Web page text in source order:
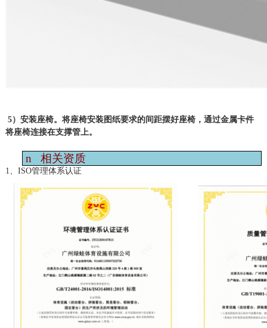
5）安装座椅。将座椅安装图纸要求的间距摆好座椅，通过金属卡件
将座椅连接在支撑管上。
n 相关资质
1、ISO管理体系认证